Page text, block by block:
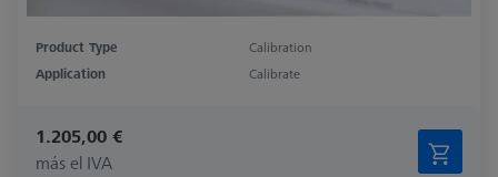
Product Type
Calibration
Application
Calibrate
1.205,00 €
más el IVA